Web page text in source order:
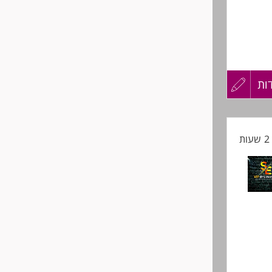
משרת סטודנט (75%): מינימום 4 ימים בשבוע (כולל שישי לסירוגין). שכר ממוצע: 6,300-
עדכון